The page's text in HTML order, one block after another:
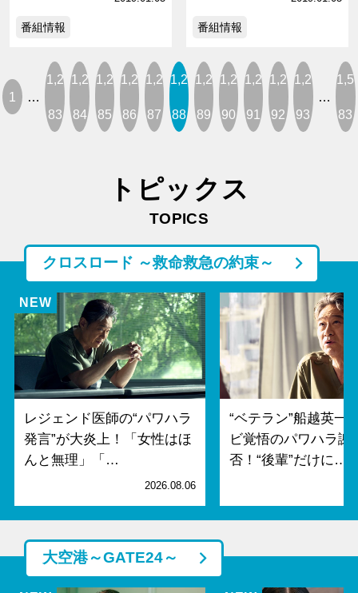
番組情報 番組情報
1 …
1,2
83
1,2
84
1,2
85
1,2
86
1,2
87
1,2
88
1,2
89
1,2
90
1,2
91
1,2
92
1,2
93
…
1,5
83
トピックス
TOPICS
クロスロード ～救命救急の約束～
レジェンド医師の“パワハラ
発言”が大炎上！「女性はほ
んと無理」「…
2026.08.06
“ベテラン”船越英一
ビ覚悟のパワハラ謝
否！“後輩”だけに…
大空港～GATE24～